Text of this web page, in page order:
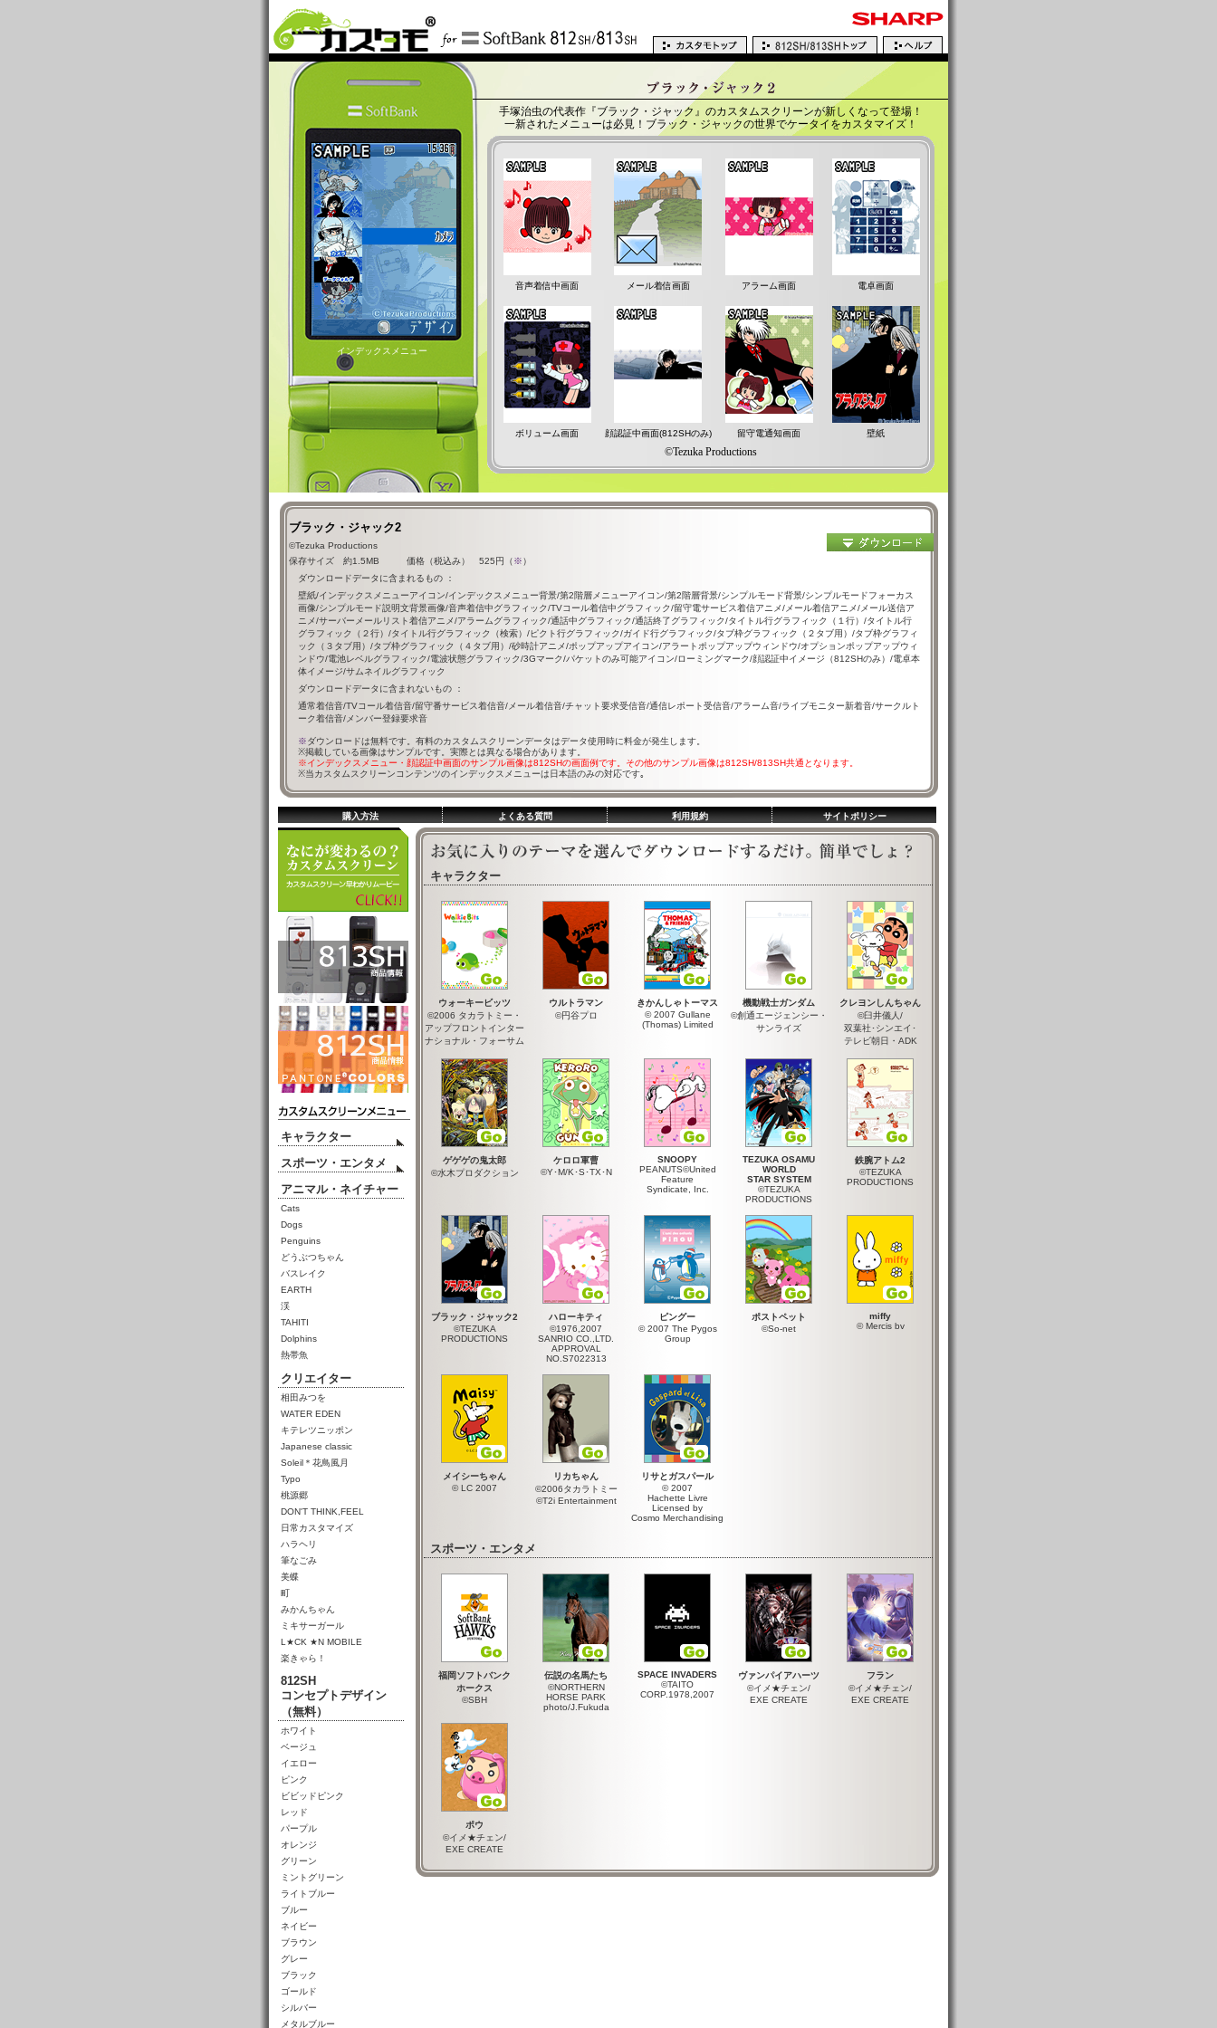
手塚治虫の代表作『ブラック・ジャック』のカスタムスクリーンが新しくなって登場！
一新されたメニューは必見！ブラック・ジャックの世界でケータイをカスタマイズ！
音声着信中画面 メール着信画面 アラーム画面 電卓画面
ボリューム画面 顔認証中画面(812SHのみ) 留守電通知画面 壁紙
©Tezuka Productions
インデックスメニュー
ブラック・ジャック2
©Tezuka Productions
保存サイズ 約1.5MB 価格（税込み） 525円（※）
ダウンロードデータに含まれるもの ：
壁紙/インデックスメニューアイコン/インデックスメニュー背景/第2階層メニューアイコン/第2階層背景/シンプルモード背景/シンプルモードフォーカス
画像/シンプルモード説明文背景画像/音声着信中グラフィック/TVコール着信中グラフィック/留守電サービス着信アニメ/メール着信アニメ/メール送信ア
ニメ/サーバーメールリスト着信アニメ/アラームグラフィック/通話中グラフィック/通話終了グラフィック/タイトル行グラフィック（１行）/タイトル行
グラフィック（２行）/タイトル行グラフィック（検索）/ピクト行グラフィック/ガイド行グラフィック/タブ枠グラフィック（２タブ用）/タブ枠グラフィ
ック（３タブ用）/タブ枠グラフィック（４タブ用）/砂時計アニメ/ポップアップアイコン/アラートポップアップウィンドウ/オプションポップアップウィ
ンドウ/電池レベルグラフィック/電波状態グラフィック/3Gマーク/パケットのみ可能アイコン/ローミングマーク/顔認証中イメージ（812SHのみ）/電卓本
体イメージ/サムネイルグラフィック
ダウンロードデータに含まれないもの ：
通常着信音/TVコール着信音/留守番サービス着信音/メール着信音/チャット要求受信音/通信レポート受信音/アラーム音/ライブモニター新着音/サークルト
ーク着信音/メンバー登録要求音
※ダウンロードは無料です。有料のカスタムスクリーンデータはデータ使用時に料金が発生します。
※掲載している画像はサンプルです。実際とは異なる場合があります。
※インデックスメニュー・顔認証中画面のサンプル画像は812SHの画面例です。その他のサンプル画像は812SH/813SH共通となります。
※当カスタムスクリーンコンテンツのインデックスメニューは日本語のみの対応です｡
購入方法 よくある質問 利用規約 サイトポリシー
キャラクター
ウォーキービッツ
©2006 タカラトミー・
アップフロントインター
ナショナル・フォーサム
ウルトラマン
©円谷プロ
きかんしゃトーマス
© 2007 Gullane
(Thomas) Limited
機動戦士ガンダム
©創通エージェンシー・
サンライズ
クレヨンしんちゃん
©臼井儀人/
双葉社･シンエイ･
テレビ朝日・ADK
ゲゲゲの鬼太郎
©水木プロダクション
ケロロ軍曹
©Y･M/K･S･TX･N
SNOOPY
PEANUTS©United
Feature
Syndicate, Inc.
TEZUKA OSAMU
WORLD
STAR SYSTEM
©TEZUKA
PRODUCTIONS
鉄腕アトム2
©TEZUKA
PRODUCTIONS
ブラック・ジャック2
©TEZUKA
PRODUCTIONS
ハローキティ
©1976,2007
SANRIO CO.,LTD.
APPROVAL
NO.S7022313
ピングー
© 2007 The Pygos
Group
ポストペット
©So-net
miffy
© Mercis bv
メイシーちゃん
© LC 2007
リカちゃん
©2006タカラトミー
©T2i Entertainment
リサとガスパール
© 2007
Hachette Livre
Licensed by
Cosmo Merchandising
スポーツ・エンタメ
福岡ソフトバンク
ホークス
©SBH
伝説の名馬たち
©NORTHERN
HORSE PARK
photo/J.Fukuda
SPACE INVADERS
©TAITO
CORP.1978,2007
ヴァンパイアハーツ
©イメ★チェン/
EXE CREATE
フラン
©イメ★チェン/
EXE CREATE
ポウ
©イメ★チェン/
EXE CREATE
キャラクター
スポーツ・エンタメ
アニマル・ネイチャー
Cats
Dogs
Penguins
どうぶつちゃん
バスレイク
EARTH
渓
TAHITI
Dolphins
熱帯魚
クリエイター
相田みつを
WATER EDEN
キテレツニッポン
Japanese classic
Soleil＊花鳥風月
Typo
桃源郷
DON'T THINK,FEEL
日常カスタマイズ
ハラヘリ
筆なごみ
美蝶
町
みかんちゃん
ミキサーガール
L★CK ★N MOBILE
楽きゃら！
812SH
コンセプトデザイン
（無料）
ホワイト
ベージュ
イエロー
ピンク
ビビッドピンク
レッド
パープル
オレンジ
グリーン
ミントグリーン
ライトブルー
ブルー
ネイビー
ブラウン
グレー
ブラック
ゴールド
シルバー
メタルブルー